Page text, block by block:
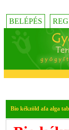
BELÉPÉS
Bio kékzöld afa alga